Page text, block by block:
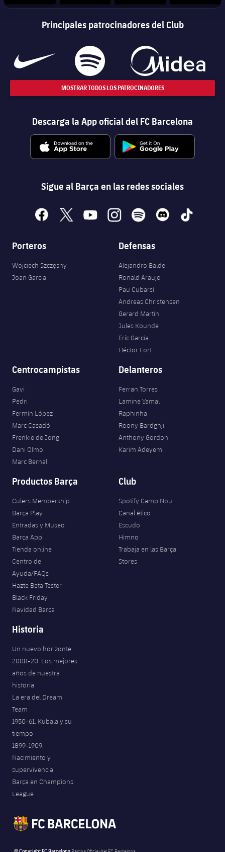
Principales patrocinadores del Club
MOSTRAR TODOS LOS PATROCINADORES
Descarga la App oficial del FC Barcelona
Sigue al Barça en las redes sociales
facebook
x youtubeinstagramspotify discord tiktok
Porteros
Wojciech Szczęsny
Joan Garcia
Defensas
Alejandro Balde
Ronald Araujo
Pau Cubarsí
Andreas Christensen
Gerard Martín
Jules Kounde
Eric García
Héctor Fort
Centrocampistas
Gavi
Pedri
Fermín López
Marc Casadó
Frenkie de Jong
Dani Olmo
Marc Bernal
Delanteros
Ferran Torres
Lamine Yamal
Raphinha
Roony Bardghji
Anthony Gordon
Karim Adeyemi
Productos Barça
Culers Membership
Barça Play
Entradas y Museo
Barça App
Tienda online
Centro de
Ayuda/FAQs
Hazte Beta Tester
Black Friday
Navidad Barça
Club
Spotify Camp Nou
Canal ético
Escudo
Himno
Trabaja en las Barça
Stores
Historia
Un nuevo horizonte
2008-20. Los mejores
años de nuestra
historia
La era del Dream
Team
1950-61. Kubala y su
tiempo
1899-1909.
Nacimiento y
supervivencia
Barça en Champions
League